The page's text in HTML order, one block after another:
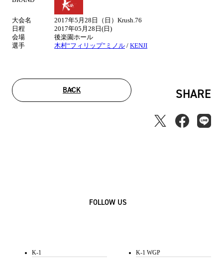
大会名
2017年5月28日（日）Krush.76
日程
2017年05月28日(日)
会場
後楽園ホール
選手
木村“フィリップ”ミノル / KENJI
BACK SHARE
FOLLOW US
K-1 K-1 WGP